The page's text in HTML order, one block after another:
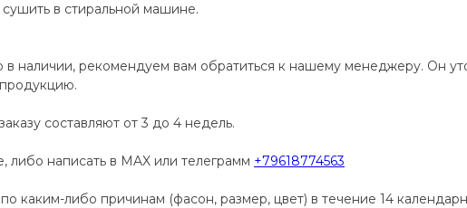
в стиральной машине.
наличии, рекомендуем вам обратиться к нашему менеджеру. Он
составляют от 3 до 4 недель.
написать в MAX или телеграмм +79618774563
каким-либо причинам (фасон, размер, цвет) в течение 14